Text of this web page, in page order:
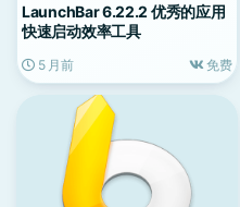
LaunchBar 6.22.2 优秀的应用
快速启动效率工具
5 月前 免费